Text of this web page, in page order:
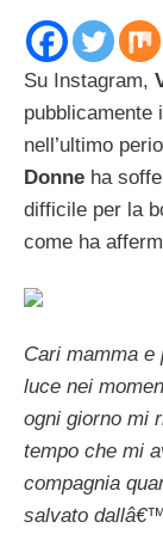
Su Instagram,
pubblicamente
nell’ultimo
Donne ha
difficile per la
come ha
Cari mamma
luce nei
ogni giorno mi
tempo che mi
compagnia
salvato